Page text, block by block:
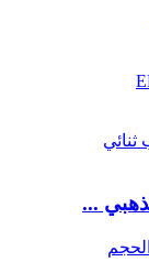
...